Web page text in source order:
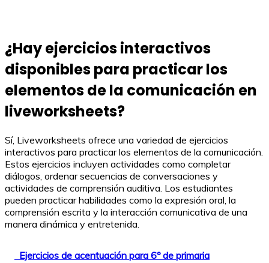
¿Hay ejercicios interactivos
disponibles para practicar los
elementos de la comunicación en
liveworksheets?
Sí, Liveworksheets ofrece una variedad de ejercicios
interactivos para practicar los elementos de la comunicación.
Estos ejercicios incluyen actividades como completar
diálogos, ordenar secuencias de conversaciones y
actividades de comprensión auditiva. Los estudiantes
pueden practicar habilidades como la expresión oral, la
comprensión escrita y la interacción comunicativa de una
manera dinámica y entretenida.
Ejercicios de acentuación para 6º de primaria